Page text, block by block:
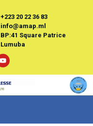
+223 20 22 36 83
info@amap.ml
BP:41 Square Patrice
Lumuba